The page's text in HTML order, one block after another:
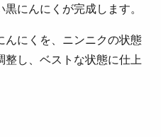
にんにくが完成します。
んにくを、ニンニクの状態
し、ベストな状態に仕上